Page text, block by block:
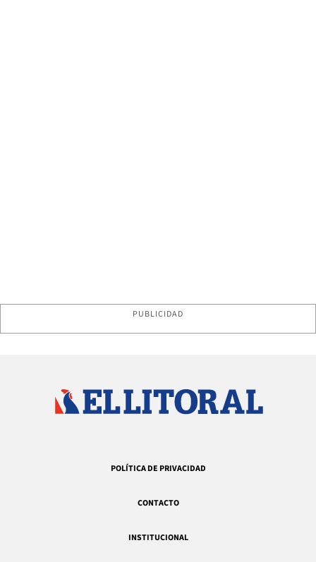
PUBLICIDAD
POLÍTICA DE PRIVACIDAD
CONTACTO
INSTITUCIONAL